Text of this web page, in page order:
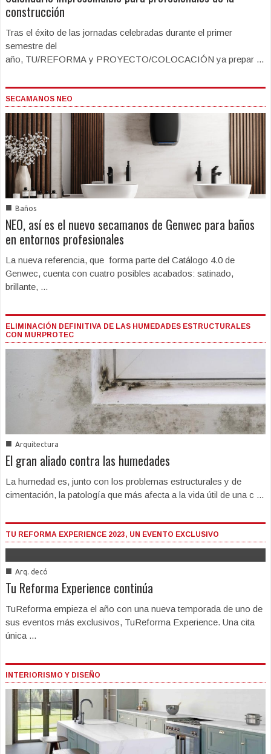
construcción
Tras el éxito de las jornadas celebradas durante el primer
semestre del
año, TU/REFORMA y PROYECTO/COLOCACIÓN ya prepar ...
SECAMANOS NEO
■ Baños
NEO, así es el nuevo secamanos de Genwec para baños
en entornos profesionales
La nueva referencia, que forma parte del Catálogo 4.0 de
Genwec, cuenta con cuatro posibles acabados: satinado,
brillante, ...
ELIMINACIÓN DEFINITIVA DE LAS HUMEDADES ESTRUCTURALES
CON MURPROTEC
■ Arquitectura
El gran aliado contra las humedades
La humedad es, junto con los problemas estructurales y de
cimentación, la patología que más afecta a la vida útil de una c ...
TU REFORMA EXPERIENCE 2023, UN EVENTO EXCLUSIVO
■ Arq. decó
Tu Reforma Experience continúa
TuReforma empieza el año con una nueva temporada de uno de
sus eventos más exclusivos, TuReforma Experience. Una cita
única ...
INTERIORISMO Y DISEÑO